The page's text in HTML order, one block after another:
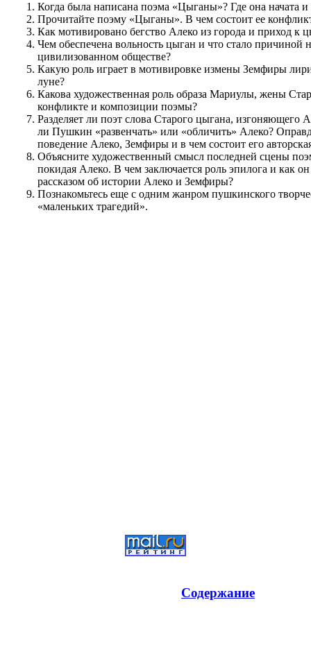
Когда была написана поэма «Цыганы»? Где она начата и
Прочитайте поэму «Цыганы». В чем состоит ее
Как мотивировано бегство Алеко из города и приход к
Чем обеспечена вольность цыган и что стало причиной
цивилизованном обществе?
Какую роль играет в мотивировке измены Земфиры
луне?
Какова художественная роль образа Мариулы, жены
конфликте и композиции поэмы?
Разделяет ли поэт слова Старого цыгана, изгоняющего
ли Пушкин «развенчать» или «обличить» Алеко?
поведение Алеко, Земфиры и в чем состоит его
Объясните художественный смысл последней сцены
покидая Алеко. В чем заключается роль эпилога и как он
рассказом об истории Алеко и Земфиры?
Познакомьтесь еще с одним жанром пушкинского
«маленьких трагедий».
Содержание